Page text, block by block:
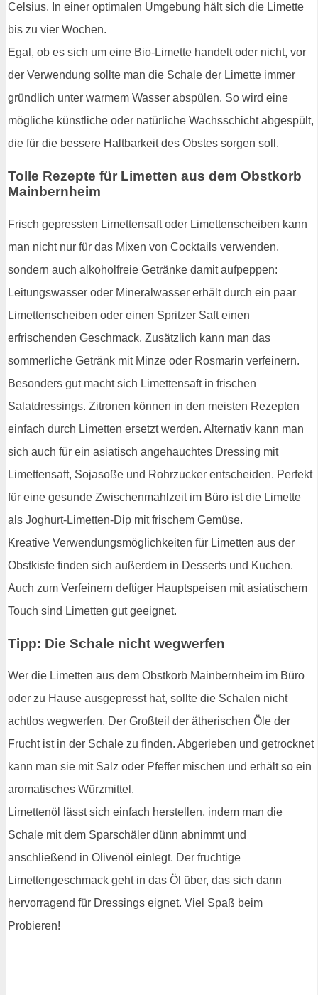
Celsius. In einer optimalen Umgebung hält sich die Limette
bis zu vier Wochen.
Egal, ob es sich um eine Bio-Limette handelt oder nicht, vor
der Verwendung sollte man die Schale der Limette immer
gründlich unter warmem Wasser abspülen. So wird eine
mögliche künstliche oder natürliche Wachsschicht abgespült,
die für die bessere Haltbarkeit des Obstes sorgen soll.
Tolle Rezepte für Limetten aus dem Obstkorb
Mainbernheim
Frisch gepressten Limettensaft oder Limettenscheiben kann
man nicht nur für das Mixen von Cocktails verwenden,
sondern auch alkoholfreie Getränke damit aufpeppen:
Leitungswasser oder Mineralwasser erhält durch ein paar
Limettenscheiben oder einen Spritzer Saft einen
erfrischenden Geschmack. Zusätzlich kann man das
sommerliche Getränk mit Minze oder Rosmarin verfeinern.
Besonders gut macht sich Limettensaft in frischen
Salatdressings. Zitronen können in den meisten Rezepten
einfach durch Limetten ersetzt werden. Alternativ kann man
sich auch für ein asiatisch angehauchtes Dressing mit
Limettensaft, Sojasoße und Rohrzucker entscheiden. Perfekt
für eine gesunde Zwischenmahlzeit im Büro ist die Limette
als Joghurt-Limetten-Dip mit frischem Gemüse.
Kreative Verwendungsmöglichkeiten für Limetten aus der
Obstkiste finden sich außerdem in Desserts und Kuchen.
Auch zum Verfeinern deftiger Hauptspeisen mit asiatischem
Touch sind Limetten gut geeignet.
Tipp: Die Schale nicht wegwerfen
Wer die Limetten aus dem Obstkorb Mainbernheim im Büro
oder zu Hause ausgepresst hat, sollte die Schalen nicht
achtlos wegwerfen. Der Großteil der ätherischen Öle der
Frucht ist in der Schale zu finden. Abgerieben und getrocknet
kann man sie mit Salz oder Pfeffer mischen und erhält so ein
aromatisches Würzmittel.
Limettenöl lässt sich einfach herstellen, indem man die
Schale mit dem Sparschäler dünn abnimmt und
anschließend in Olivenöl einlegt. Der fruchtige
Limettengeschmack geht in das Öl über, das sich dann
hervorragend für Dressings eignet. Viel Spaß beim
Probieren!